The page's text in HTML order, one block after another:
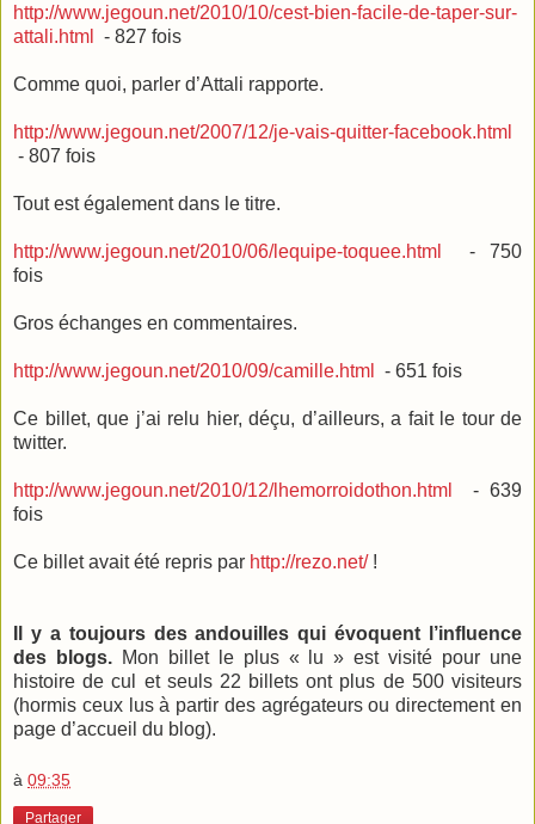
http://www.jegoun.net/2010/10/cest-bien-facile-de-taper-sur-
attali.html
- 827 fois
Comme quoi, parler d’Attali rapporte.
http://www.jegoun.net/2007/12/je-vais-quitter-facebook.html
- 807 fois
Tout est également dans le titre.
http://www.jegoun.net/2010/06/lequipe-toquee.html
- 750
fois
Gros échanges en commentaires.
http://www.jegoun.net/2010/09/camille.html - 651 fois
Ce billet, que j’ai relu hier, déçu, d’ailleurs, a fait le tour de
twitter.
http://www.jegoun.net/2010/12/lhemorroidothon.html
- 639
fois
Ce billet avait été repris par http://rezo.net/!
Il y a toujours des andouilles qui évoquent l’influence
des blogs. Mon billet le plus « lu » est visité pour une
histoire de cul et seuls 22 billets ont plus de 500 visiteurs
(hormis ceux lus à partir des agrégateurs ou directement en
page d’accueil du blog).
à 09:35
Partager